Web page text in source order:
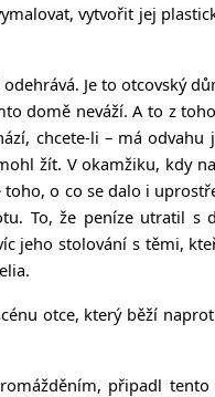
vytvořit jej
Je to otcovský
domě neváží. A to z
chcete-li – má
žít. V okamžiku, kdy
o co se dalo i
To, že peníze utratil
jeho stolování s těmi,
otce, který běží
připadl